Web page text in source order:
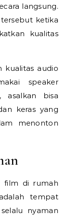
langsung.
ketika
kualitas
kualitas audio
speaker
asalkan bisa
keras yang
menonton
film di rumah
tempat
nyaman